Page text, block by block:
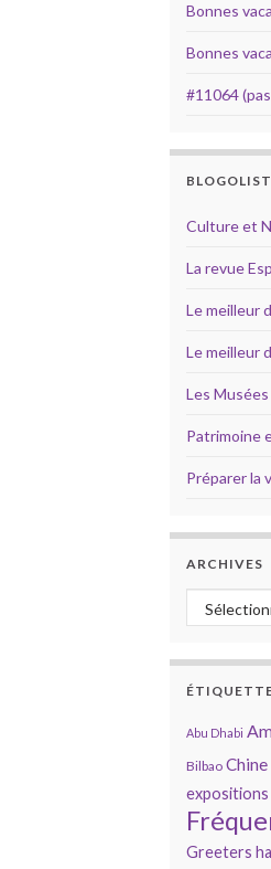
Bonnes
Bonnes
#11064
Culture et
La revue
Le meilleur
Le meilleur
Les
Patrimoine
Préparer la
ARCHIVES
Archives
Abu Dhabi
Bilbao Chine
expositions
Greeters